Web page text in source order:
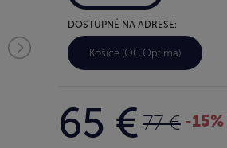
DOSTUPNÉ NA ADRESE:
Košice (OC Optima)
65 €77 € -15%